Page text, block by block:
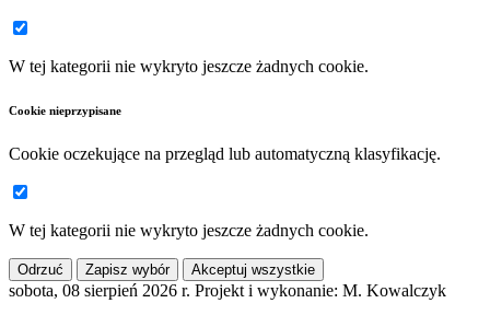
W tej kategorii nie wykryto jeszcze żadnych cookie.
Cookie nieprzypisane
Cookie oczekujące na przegląd lub automatyczną klasyfikację.
W tej kategorii nie wykryto jeszcze żadnych cookie.
Odrzuć Zapisz wybór Akceptuj wszystkie
sobota, 08 sierpień 2026 r. Projekt i wykonanie: M. Kowalczyk